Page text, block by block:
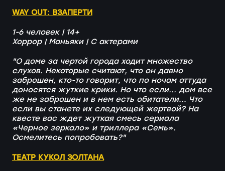
WAY OUT: ВЗАПЕРТИ
1-6 человек | 14+
Хоррор | Маньяки | С актерами
"О доме за чертой города ходит множество
слухов. Некоторые считают, что он давно
заброшен, кто-то говорит, что по ночам оттуда
доносятся жуткие крики. Но что если... дом все
же не заброшен и в нем есть обитатели... Что
если вы станете их следующей жертвой? На
квесте вас ждет жуткая смесь сериала
«Черное зеркало» и триллера «Семь».
Осмелитесь попробовать?"
ТЕАТР КУКОЛ ЗОЛТАНА